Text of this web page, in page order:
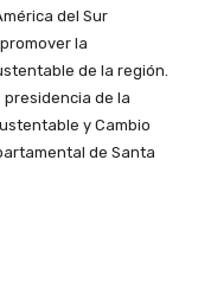
del Sur
la
de la región.
presidencia de la
y Cambio
de Santa